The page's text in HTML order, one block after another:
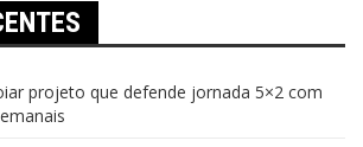
projeto que defende jornada 5×2 com